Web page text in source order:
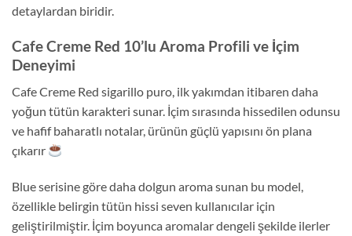
detaylardan biridir.
Cafe Creme Red 10’lu Aroma Profili ve İçim
Deneyimi
Cafe Creme Red sigarillo puro, ilk yakımdan itibaren daha
yoğun tütün karakteri sunar. İçim sırasında hissedilen odunsu
ve hafif baharatlı notalar, ürünün güçlü yapısını ön plana
çıkarır
Blue serisine göre daha dolgun aroma sunan bu model,
özellikle belirgin tütün hissi seven kullanıcılar için
geliştirilmiştir. İçim boyunca aromalar dengeli şekilde ilerler